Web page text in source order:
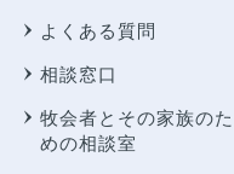
よくある質問
相談窓口
牧会者とその家族のた
めの相談室